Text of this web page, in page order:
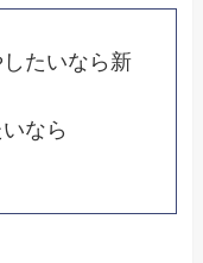
したいなら新
なら